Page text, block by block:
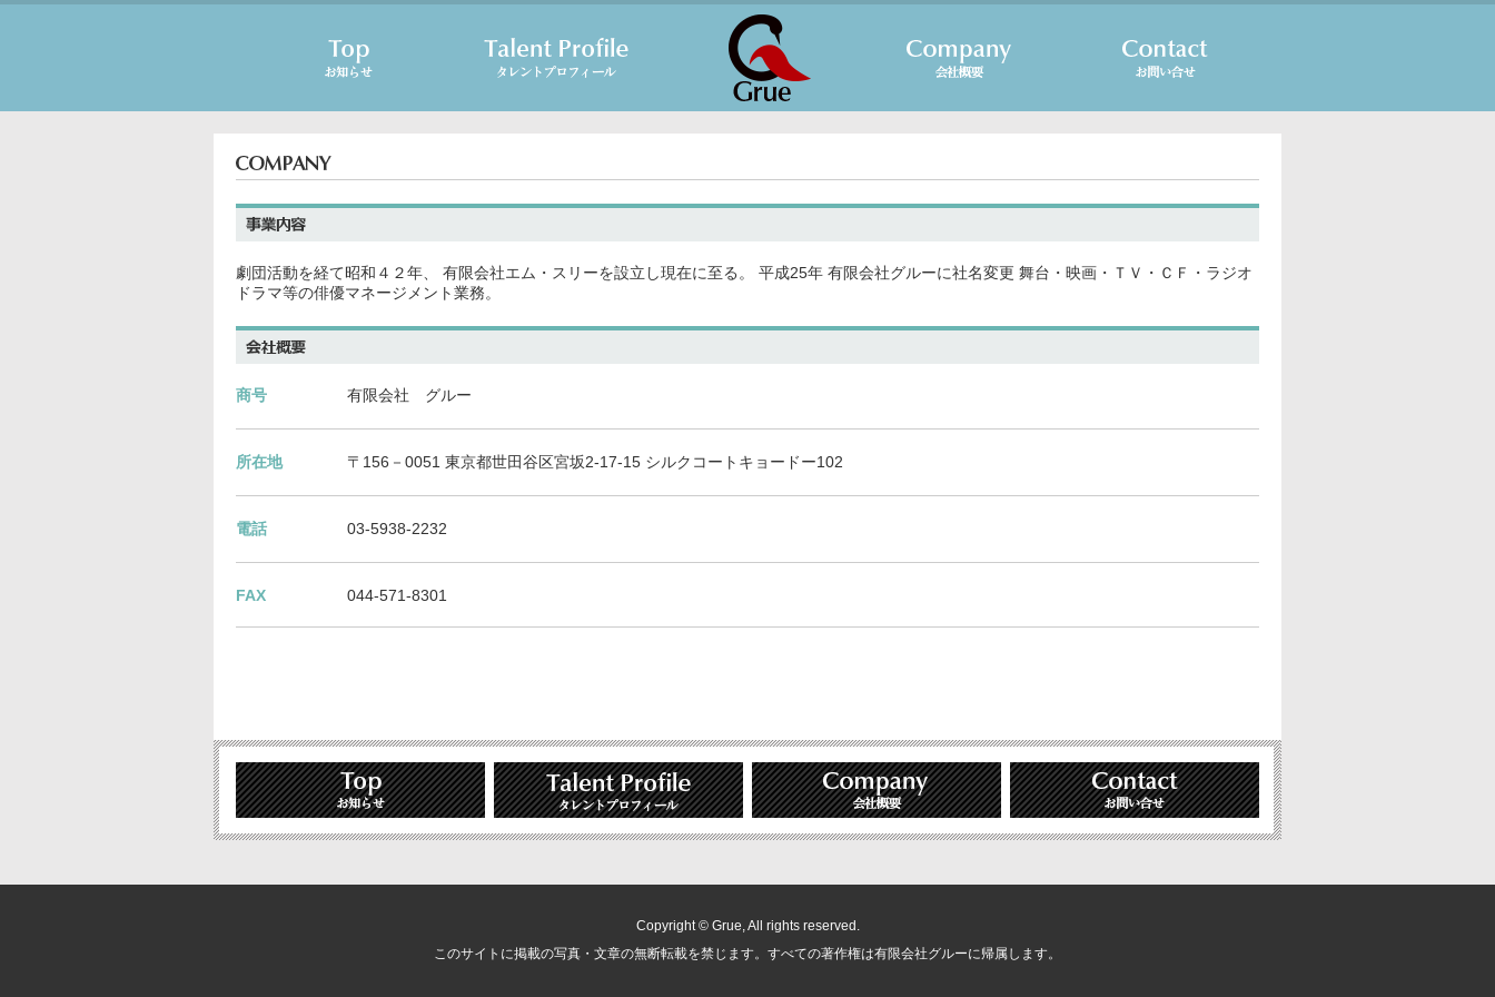
劇団活動を経て昭和４２年、 有限会社エム・スリーを設立し現在に至る。 平成25年 有限会社グルーに社名変更 舞台・映画・ＴＶ・ＣＦ・ラジオ
ドラマ等の俳優マネージメント業務。
商号 有限会社 グルー
所在地 〒156－0051 東京都世田谷区宮坂2-17-15 シルクコートキョードー102
電話 03-5938-2232
FAX 044-571-8301
Copyright © Grue, All rights reserved.
このサイトに掲載の写真・文章の無断転載を禁じます。すべての著作権は有限会社グルーに帰属します。